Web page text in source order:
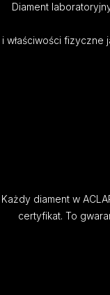
Diament
i właściwości fizyczne
Każdy diament w
certyfikat. To